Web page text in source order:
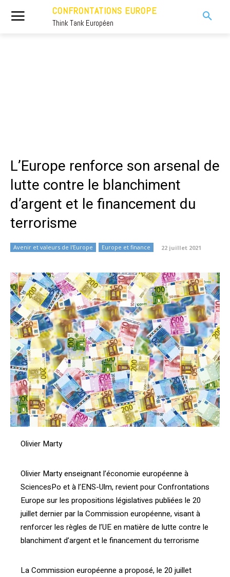
CONFRONTATIONS EUROPE
Think Tank Européen
L’Europe renforce son arsenal de
lutte contre le blanchiment
d’argent et le financement du
terrorisme
Avenir et valeurs de l'Europe Europe et finance 22 juillet 2021
Olivier Marty
Olivier Marty enseignant l’économie européenne à
SciencesPo et à l’ENS-Ulm, revient pour Confrontations
Europe sur les propositions législatives publiées le 20
juillet dernier par la Commission européenne, visant à
renforcer les règles de l’UE en matière de lutte contre le
blanchiment d’argent et le financement du terrorisme
La Commission européenne a proposé, le 20 juillet